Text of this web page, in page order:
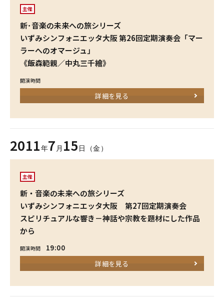
主催
新･音楽の未来への旅シリーズ
いずみシンフォニエッタ大阪 第26回定期演奏会「マー
ラーへのオマージュ」
《飯森範親／中丸三千繪》
開演時間
詳細を見る
2011年7 月 15 日（金）
主催
新・音楽の未来への旅シリーズ
いずみシンフォニエッタ大阪 第27回定期演奏会
スピリチュアルな響き－神話や宗教を題材にした作品
から
開演時間
19:00
詳細を見る